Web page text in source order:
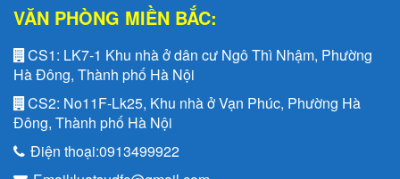
VĂN PHÒNG MIỀN BẮC:
CS1: LK7-1 Khu nhà ở dân cư Ngô Thì Nhậm, Phường
Hà Đông, Thành phố Hà Nội
CS2: No11F-Lk25, Khu nhà ở Vạn Phúc, Phường Hà
Đông, Thành phố Hà Nội
Điện thoại:0913499922